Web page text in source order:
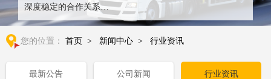
深度稳定的合作关系
整合全球优质物流运输资源,满足国内外客户更多个性化需求
您的位置： 首页 > 新闻中心 > 行业资讯
最新公告 公司新闻 行业资讯